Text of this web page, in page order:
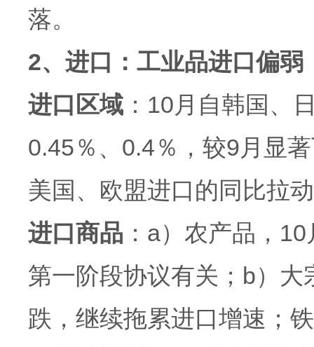
落。
2、进口：工业品进口偏弱
进口区域 ：10月自韩国、
0.45％、0.4％，较9月显
美国、欧盟进口的同比拉
进口商品 ：a）农产品，
第一阶段协议有关；b）
跌，继续拖累进口增速；